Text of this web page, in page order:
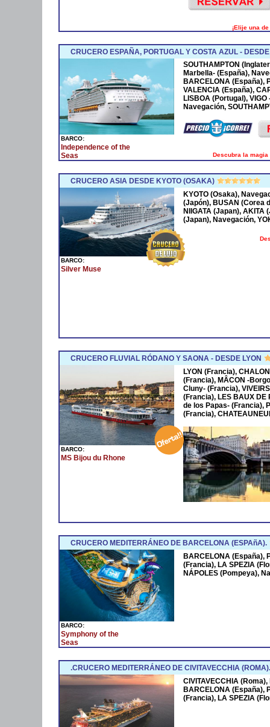
¡Elije una
CRUCERO ESPAÑA, PORTUGAL Y COSTA AZUL -
BARCO:
Independence of the
Seas
SOUTHAMPTON
Marbella- (España),
BARCELONA (España),
VALENCIA (España),
LISBOA (Portugal),
Navegación,
Descubra la
CRUCERO ASIA DESDE KYOTO (OSAKA)
BARCO:
Silver Muse
KYOTO (Osaka),
(Japón), BUSAN (Corea
NIIGATA (Japan), AKITA
(Japan), Navegación,
CRUCERO FLUVIAL RÓDANO Y SAONA - DESDE LYON
BARCO:
MS Bijou du Rhone
LYON (Francia),
(Francia), MÂCON -
Cluny- (Francia),
(Francia), LES BAUX DE
de los Papas- (Francia),
(Francia),
CRUCERO MEDITERRÁNEO DE BARCELONA (ESPAñA).
BARCO:
Symphony of the
Seas
BARCELONA (España),
(Francia), LA SPEZIA
NÁPOLES (Pompeya),
.CRUCERO MEDITERRÁNEO DE CIVITAVECCHIA (ROMA).
CIVITAVECCHIA
BARCELONA (España),
(Francia), LA SPEZIA